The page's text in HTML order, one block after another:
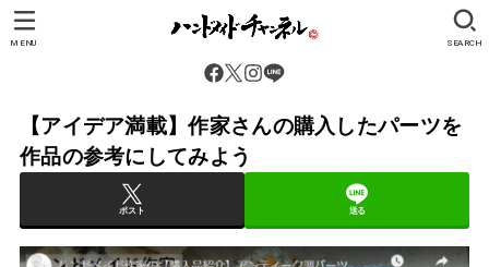
SEARCH
MENU
【アイデア満載】作家さんの購入したパーツを
作品の参考にしてみよう
ポスト 送る